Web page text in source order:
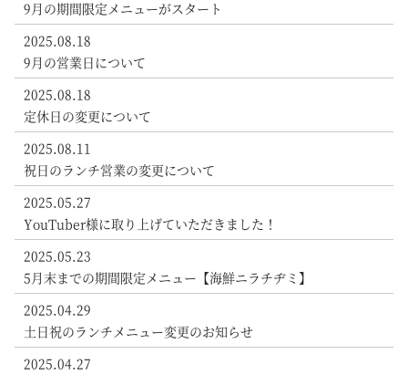
9月の期間限定メニューがスタート
2025.08.18
9月の営業日について
2025.08.18
定休日の変更について
2025.08.11
祝日のランチ営業の変更について
2025.05.27
YouTuber様に取り上げていただきました！
2025.05.23
5月末までの期間限定メニュー【海鮮ニラチヂミ】
2025.04.29
土日祝のランチメニュー変更のお知らせ
2025.04.27